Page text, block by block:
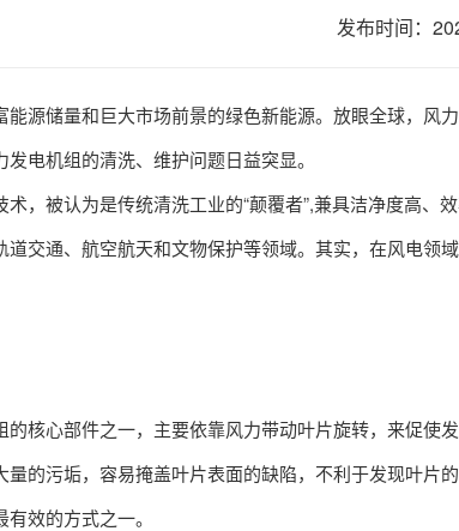
发布时间：
储量和巨大市场前景的绿色新能源。放眼全球，风
电机组的清洗、维护问题日益突显。
被认为是传统清洗工业的“颠覆者”,兼具洁净度高、
交通、航空航天和文物保护等领域。其实，在风电领
心部件之一，主要依靠风力带动叶片旋转，来促使
量的污垢，容易掩盖叶片表面的缺陷，不利于发现叶
效的方式之一。